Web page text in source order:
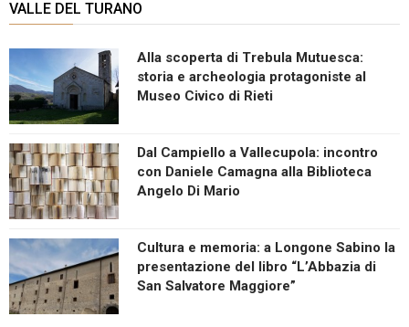
VALLE DEL TURANO
Alla scoperta di Trebula Mutuesca:
storia e archeologia protagoniste al
Museo Civico di Rieti
Dal Campiello a Vallecupola: incontro
con Daniele Camagna alla Biblioteca
Angelo Di Mario
Cultura e memoria: a Longone Sabino la
presentazione del libro “L’Abbazia di
San Salvatore Maggiore”